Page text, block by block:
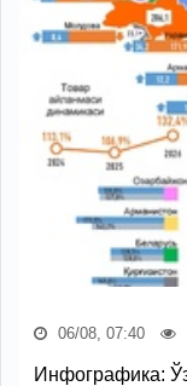
06/08, 07:40
Инфографика: